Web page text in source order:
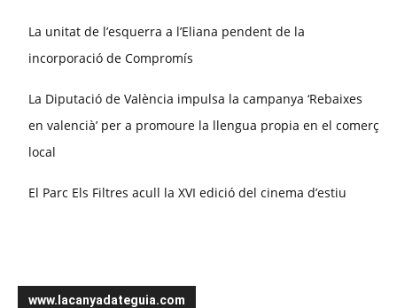
La unitat de l’esquerra a l’Eliana pendent de la
incorporació de Compromís
La Diputació de València impulsa la campanya ‘Rebaixes
en valencià’ per a promoure la llengua propia en el comerç
local
El Parc Els Filtres acull la XVI edició del cinema d’estiu
www.lacanyadateguia.com